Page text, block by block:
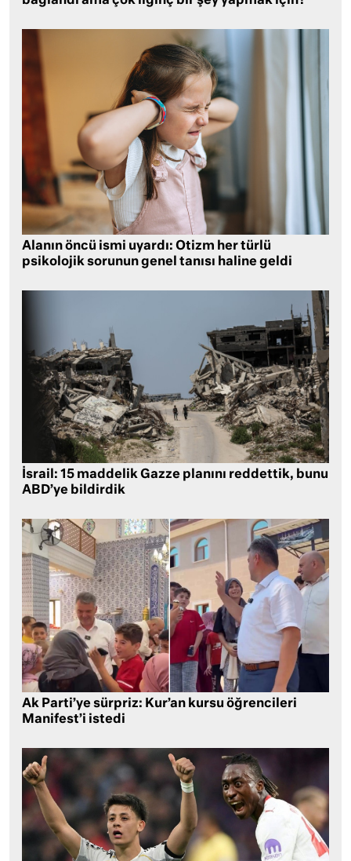
Alanın öncü ismi uyardı: Otizm her türlü
psikolojik sorunun genel tanısı haline geldi
İsrail: 15 maddelik Gazze planını reddettik, bunu
ABD’ye bildirdik
Ak Parti’ye sürpriz: Kur’an kursu öğrencileri
Manifest’i istedi